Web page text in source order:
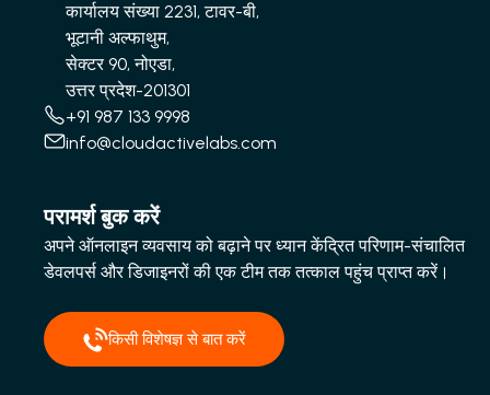
कार्यालय संख्या 2231, टावर-बी,
भूटानी अल्फाथुम,
सेक्टर 90, नोएडा,
उत्तर प्रदेश-201301
+91 987 133 9998
info@cloudactivelabs.com
परामर्श बुक करें
अपने ऑनलाइन व्यवसाय को बढ़ाने पर ध्यान केंद्रित परिणाम-संचालित
डेवलपर्स और डिजाइनरों की एक टीम तक तत्काल पहुंच प्राप्त करें।
किसी विशेषज्ञ से बात करें